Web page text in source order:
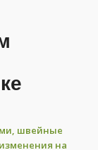
швейные
на